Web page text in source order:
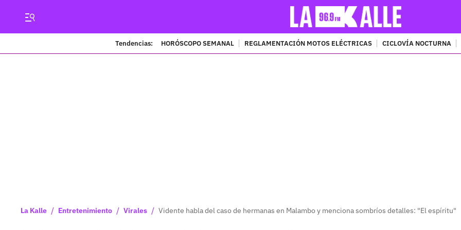
Tendencias: HORÓSCOPO SEMANAL REGLAMENTACIÓN MOTOS ELÉCTRICAS CICLOVÍA NOCTURNA
La Kalle / Entretenimiento / Virales / Vidente habla del caso de hermanas en Malambo y menciona sombríos detalles: "El espíritu"